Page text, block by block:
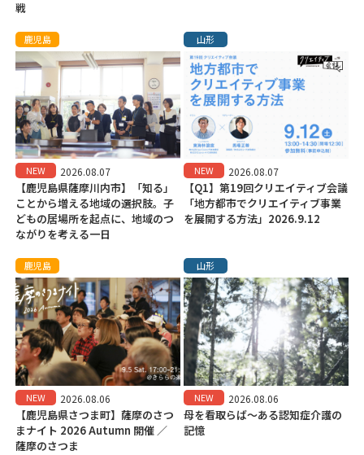
戦
鹿児島
NEW 2026.08.07
【鹿児島県薩摩川内市】「知る」
ことから増える地域の選択肢。子
どもの居場所を起点に、地域のつ
ながりを考える一日
山形
NEW 2026.08.07
【Q1】第19回クリエイティブ会議
「地方都市でクリエイティブ事業
を展開する方法」2026.9.12
鹿児島
NEW 2026.08.06
【鹿児島県さつま町】薩摩のさつ
まナイト 2026 Autumn 開催 ／
薩摩のさつま
山形
NEW 2026.08.06
母を看取らば～ある認知症介護の
記憶